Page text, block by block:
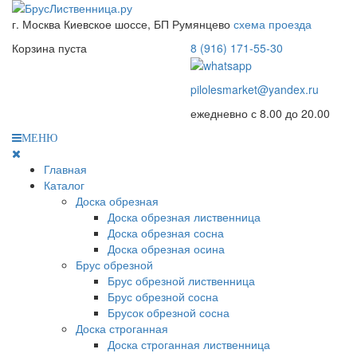
г. Москва Киевское шоссе, БП Румянцево схема проезда
Корзина пуста
8 (916) 171-55-30
pilolesmarket@yandex.ru
ежедневно с 8.00 до 20.00
МЕНЮ
Главная
Каталог
Доска обрезная
Доска обрезная лиственница
Доска обрезная сосна
Доска обрезная осина
Брус обрезной
Брус обрезной лиственница
Брус обрезной сосна
Брусок обрезной сосна
Доска строганная
Доска строганная лиственница